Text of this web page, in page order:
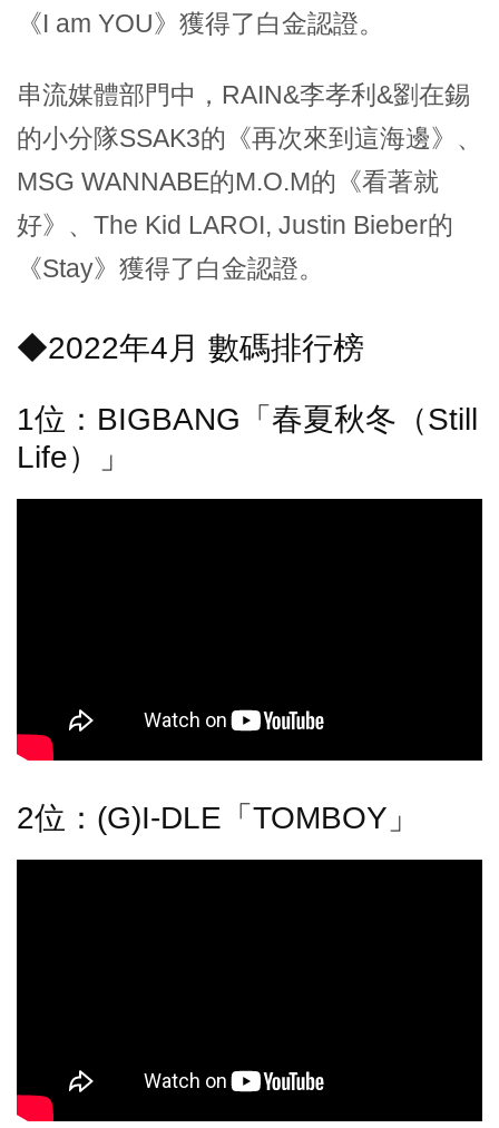
《I am YOU》獲得了白金認證。
串流媒體部門中，RAIN&李孝利&劉在錫
的小分隊SSAK3的《再次來到這海邊》、
MSG WANNABE的M.O.M的《看著就
好》、The Kid LAROI, Justin Bieber的
《Stay》獲得了白金認證。
◆2022年4月 數碼排行榜
1位：BIGBANG「春夏秋冬（Still
Life）」
2位：(G)I-DLE「TOMBOY」